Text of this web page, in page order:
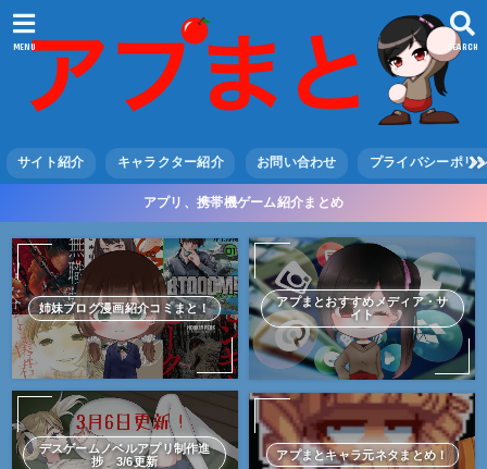
SEARCH
MENU
サイト紹介 キャラクター紹介 お問い合わせ プライバシーポリ
アプリ、携帯機ゲーム紹介まとめ
姉妹ブログ漫画紹介コミまと！
アプまとおすすめメディア・サ
イト
デスゲームノベルアプリ制作進
捗 3/6更新
アプまとキャラ元ネタまとめ！